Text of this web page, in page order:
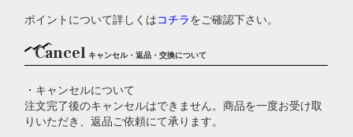
ポイントについて詳しくはコチラをご確認下さい。
Cancel キャンセル・返品・交換について
・キャンセルについて
注文完了後のキャンセルはできません。商品を一度お受け取
りいただき、返品ご依頼にて承ります。